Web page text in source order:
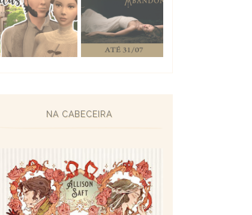
NA CABECEIRA